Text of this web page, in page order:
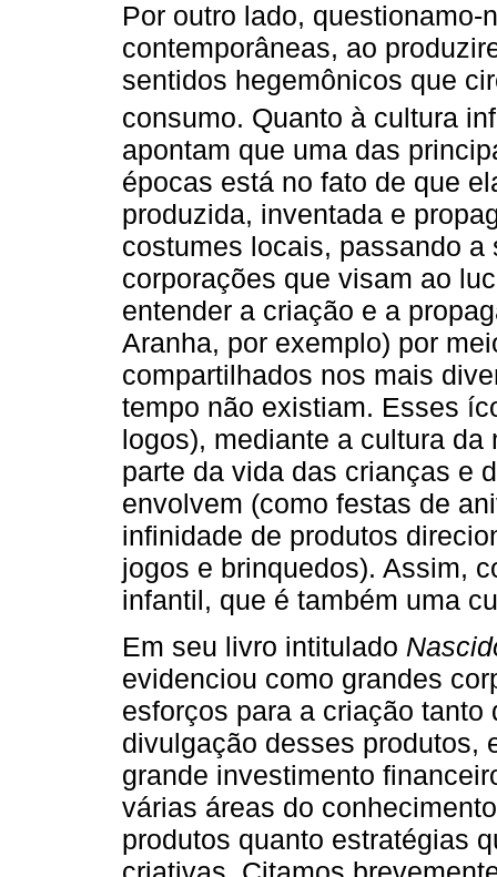
Por outro lado,
contemporâneas, ao
sentidos hegemônicos que
consumo. Quanto à cultura
apontam que uma das
épocas está no fato de que
produzida, inventada e
costumes locais, passando
corporações que visam ao
entender a criação e a
Aranha, por exemplo) por
compartilhados nos mais
tempo não existiam. Esses
logos), mediante a cultura
parte da vida das crianças e
envolvem (como festas de
infinidade de produtos
jogos e brinquedos). Assim,
infantil, que é também uma
Em seu livro intitulado
evidenciou como grandes
esforços para a criação
divulgação desses produtos,
grande investimento
várias áreas do
produtos quanto estratégias